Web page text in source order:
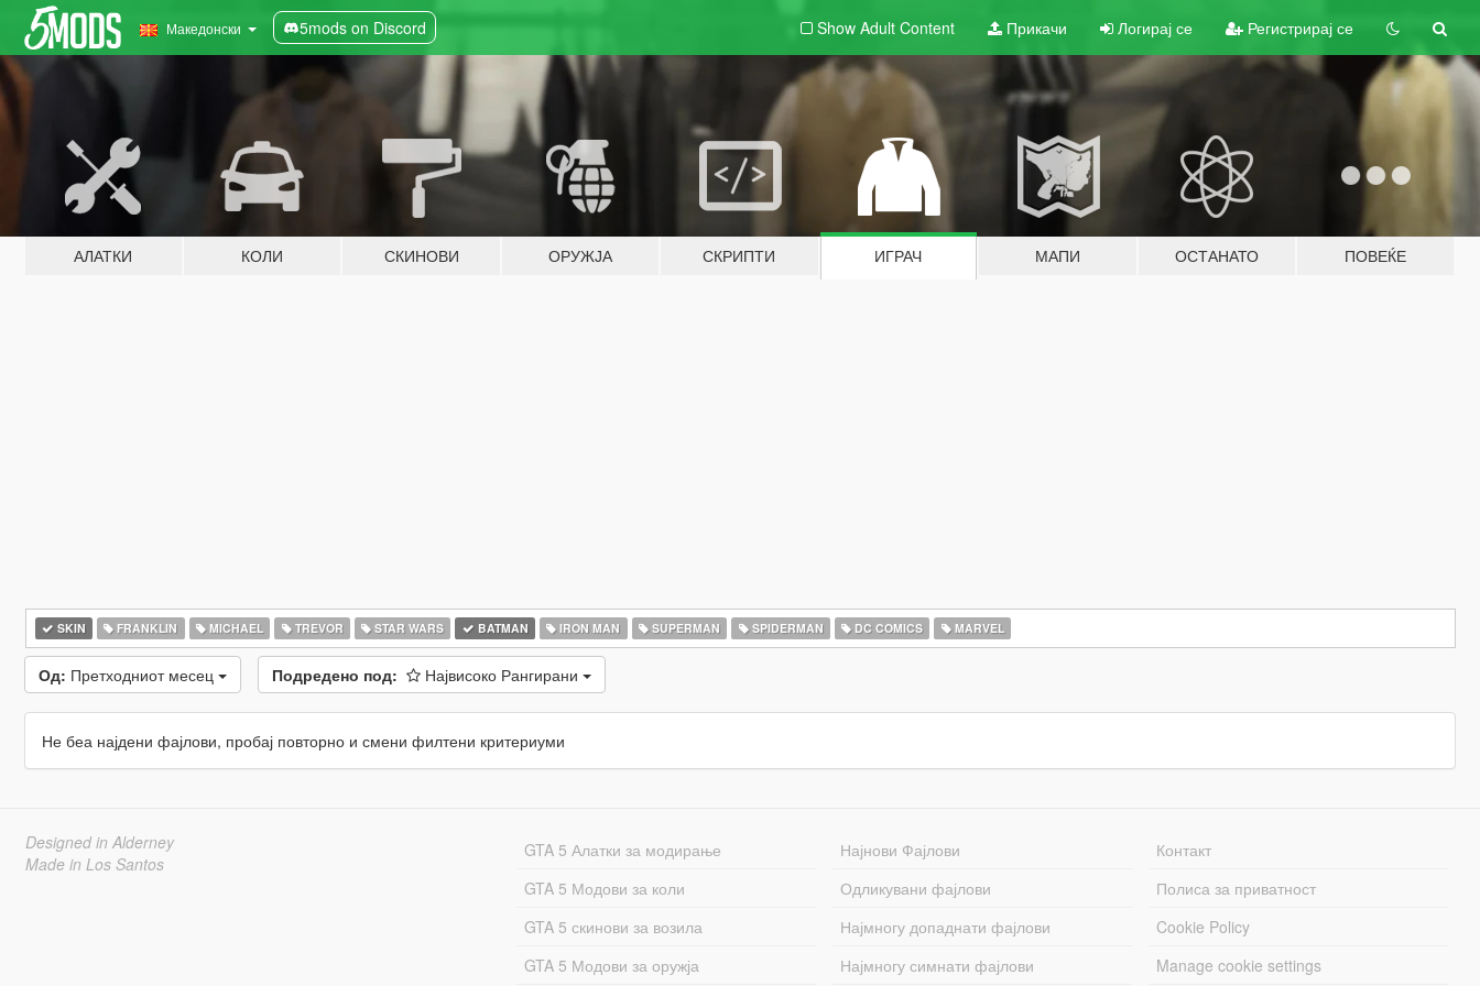
Македонски 5mods on Discord Show Adult Content Прикачи Логирај се Регистрирај се
АЛАТКИ КОЛИ СКИНОВИ ОРУЖЈА СКРИПТИ ИГРАЧ МАПИ ОСТАНАТО ПОВЕЌЕ
SKIN FRANKLIN MICHAEL TREVOR STAR WARS BATMAN IRON MAN SUPERMAN SPIDERMAN DC COMICS MARVEL
Од: Претходниот месец Подредено под: Највисоко Рангирани
Не беа најдени фајлови, пробај повторно и смени филтени критериуми
Designed in Alderney
Made in Los Santos
GTA 5 Алатки за модирање
GTA 5 Модови за коли
GTA 5 скинови за возила
GTA 5 Модови за оружја
Најнови Фајлови
Одликувани фајлови
Најмногу допаднати фајлови
Најмногу симнати фајлови
Контакт
Полиса за приватност
Cookie Policy
Manage cookie settings